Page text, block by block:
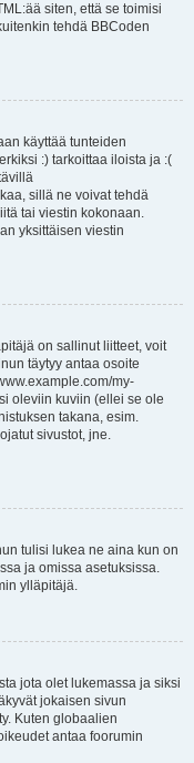
siten, että se toimisi
tehdä BBCoden
käyttää tunteiden
:) tarkoittaa iloista ja :(
sillä ne voivat tehdä
tai viestin kokonaan.
yksittäisen viestin
on sallinut liitteet, voit
täytyy antaa osoite
my-
oleviin kuviin (ellei se ole
takana, esim.
sivustot, jne.
tulisi lukea ne aina kun on
ja omissa asetuksissa.
ylläpitäjä.
jota olet lukemassa ja siksi
jokaisen sivun
Kuten globaalien
antaa foorumin